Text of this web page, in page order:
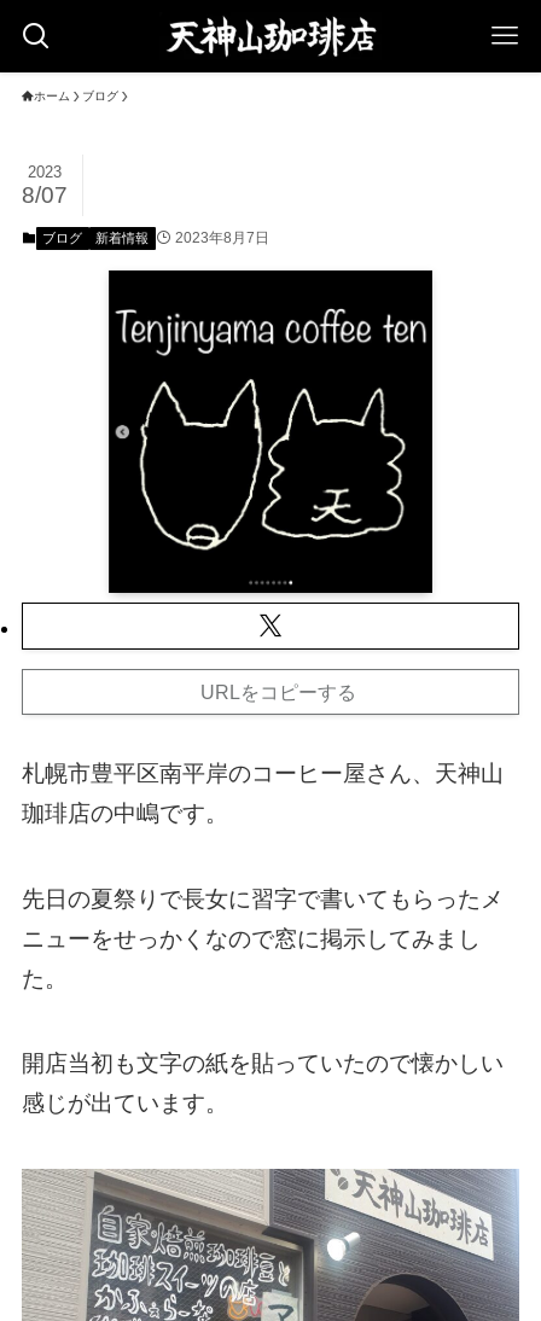
ホーム ブログ
2023
8/07
ブログ 新着情報 2023年8月7日
URLをコピーする
札幌市豊平区南平岸のコーヒー屋さん、天神山
珈琲店の中嶋です。
先日の夏祭りで長女に習字で書いてもらったメ
ニューをせっかくなので窓に掲示してみまし
た。
開店当初も文字の紙を貼っていたので懐かしい
感じが出ています。